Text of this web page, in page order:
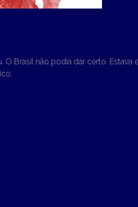
O Brasil não podia dar certo. Estava